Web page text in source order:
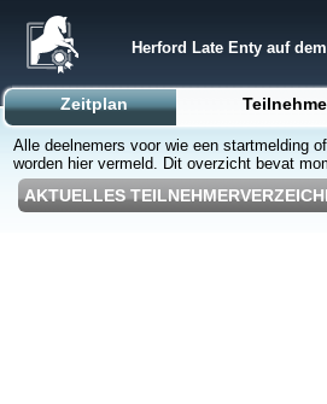
Herford Late Enty auf
Zeitplan
Alle deelnemers voor wie een startmelding
worden hier vermeld. Dit overzicht bevat
AKTUELLES